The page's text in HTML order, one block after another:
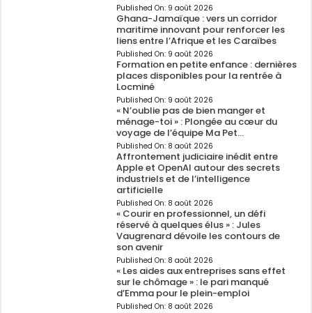
Published On: 9 août 2026
Ghana-Jamaïque : vers un corridor
maritime innovant pour renforcer les
liens entre l’Afrique et les Caraïbes
Published On: 9 août 2026
Formation en petite enfance : dernières
places disponibles pour la rentrée à
Locminé
Published On: 9 août 2026
« N’oublie pas de bien manger et
ménage-toi » : Plongée au cœur du
voyage de l’équipe Ma Pet…
Published On: 8 août 2026
Affrontement judiciaire inédit entre
Apple et OpenAI autour des secrets
industriels et de l’intelligence
artificielle
Published On: 8 août 2026
« Courir en professionnel, un défi
réservé à quelques élus » : Jules
Vaugrenard dévoile les contours de
son avenir
Published On: 8 août 2026
« Les aides aux entreprises sans effet
sur le chômage » : le pari manqué
d’Emma pour le plein-emploi
Published On: 8 août 2026